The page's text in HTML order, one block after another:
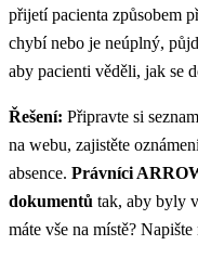
přijetí pacienta způsobem
chybí nebo je neúplný,
aby pacienti věděli, jak se
Řešení: Připravte si
na webu, zajistěte
absence. Právníci
dokumentů tak, aby byly
máte vše na místě? Napište